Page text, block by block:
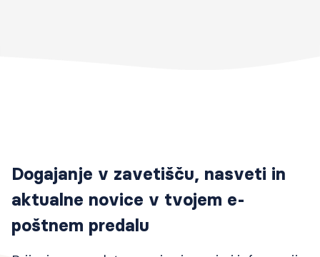
Dogajanje v zavetišču, nasveti in
aktualne novice v tvojem e-
poštnem predalu